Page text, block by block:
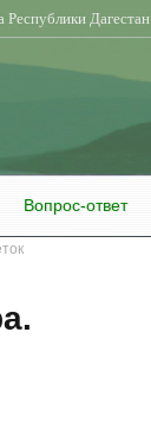
Дагестан
Вопрос-ответ